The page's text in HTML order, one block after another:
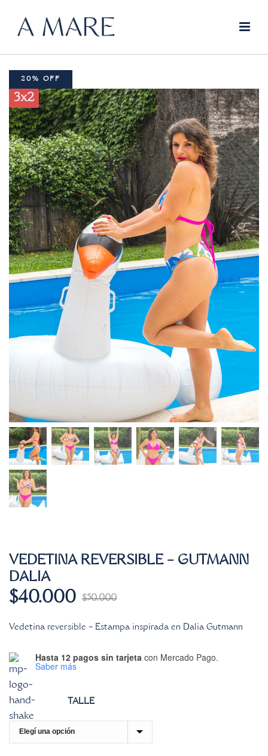
20% OFF
3x2
VEDETINA REVERSIBLE – GUTMANN
DALIA
$50.000
$40.000
Vedetina reversible – Estampa inspirada en Dalia Gutmann
Hasta 12 pagos sin tarjeta con Mercado Pago.
Saber más
TALLE